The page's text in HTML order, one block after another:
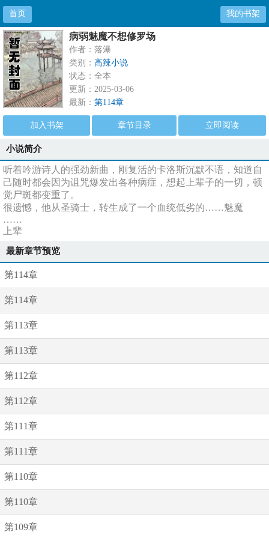
首页 我的书架
病弱魅魔不想修罗场
作者：落瀑
类别： 高辣小说
状态：全本
更新：2025-03-06
最新： 第114章
加入书架 章节目录 立即阅读
小说简介
听着吟游诗人的强劲新曲，刚复活的卡洛斯沉默不语，知道自
己随时都会因为诅咒爆发出各种病症，想起上辈子的一切，顿
觉尸斑都变重了。
很遗憾，他从圣骑士，转生成了一个血统低劣的……魅魔
……
上辈
最新章节预览
第114章
第114章
第113章
第113章
第112章
第112章
第111章
第111章
第110章
第110章
第109章